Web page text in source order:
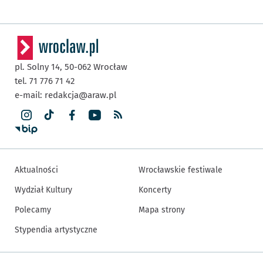
pl. Solny 14, 50-062 Wrocław
tel. 71 776 71 42
e-mail: redakcja@araw.pl
Aktualności
Wydział Kultury
Polecamy
Stypendia artystyczne
Wrocławskie festiwale
Koncerty
Mapa strony